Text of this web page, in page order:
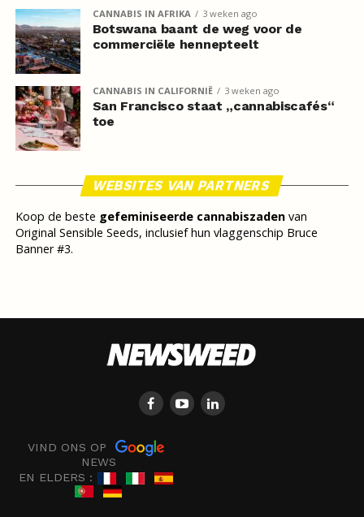
CANNABIS IN AFRIKA 3 weken ago
Botswana baant de weg voor de
commerciële hennepteelt
CANNABIS IN CALIFORNIË 3 weken ago
San Francisco staat „cannabiscafés“
toe
WEBSITES VAN PARTNERS
Koop de beste gefeminiseerde cannabiszadenvan
Original Sensible Seeds, inclusief hun vlaggenschip Bruce
Banner #3.
VIND ONS OP
NEWS
EN ELDERS :